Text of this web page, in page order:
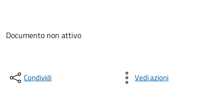
Documento non attivo
Condividi Vedi azioni